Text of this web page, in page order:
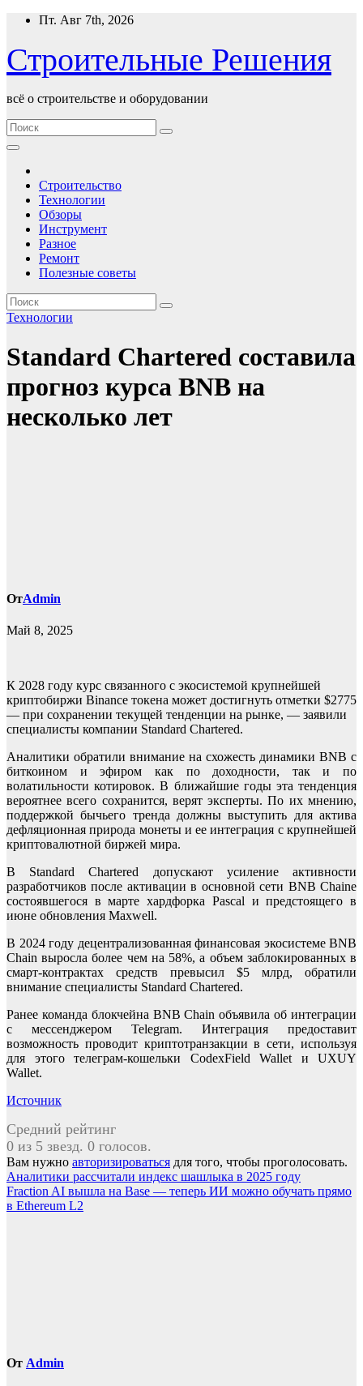
Перейти
содержимому
Пт. Авг 7th, 2026
Строительные Решения
всё о строительстве и оборудовании
Строительство
Технологии
Обзоры
Инструмент
Разное
Ремонт
Полезные советы
Технологии
Standard Chartered составила
прогноз курса BNB на
несколько лет
ОтAdmin
Май 8, 2025
К 2028 году курс связанного с экосистемой крупнейшей
криптобиржи Binance токена может достигнуть отметки $2775
— при сохранении текущей тенденции на рынке, — заявили
специалисты компании Standard Chartered.
Аналитики обратили внимание на схожесть динамики BNB с
биткоином и эфиром как по доходности, так и по
волатильности котировок. В ближайшие годы эта тенденция
вероятнее всего сохранится, верят эксперты. По их мнению,
поддержкой бычьего тренда должны выступить для актива
дефляционная природа монеты и ее интеграция с крупнейшей
криптовалютной биржей мира.
В Standard Chartered допускают усиление активности
разработчиков после активации в основной сети BNB Chaine
состоявшегося в марте хардфорка Pascal и предстоящего в
июне обновления Maxwell.
В 2024 году децентрализованная финансовая экосистеме BNB
Chain выросла более чем на 58%, а объем заблокированных в
смарт-контрактах средств превысил $5 млрд, обратили
внимание специалисты Standard Chartered.
Ранее команда блокчейна BNB Chain объявила об интеграции
с мессенджером Telegram. Интеграция предоставит
возможность проводит криптотранзакции в сети, используя
для этого телеграм-кошельки CodexField Wallet и UXUY
Wallet.
Источник
Средний рейтинг
0 из 5 звезд. 0 голосов.
Вам нужно авторизироваться для того, чтобы проголосовать.
Навигация
по
Аналитики рассчитали индекс шашлыка в 2025 году
Fraction AI вышла на Base — теперь ИИ можно обучать прямо
в Ethereum L2
От Admin